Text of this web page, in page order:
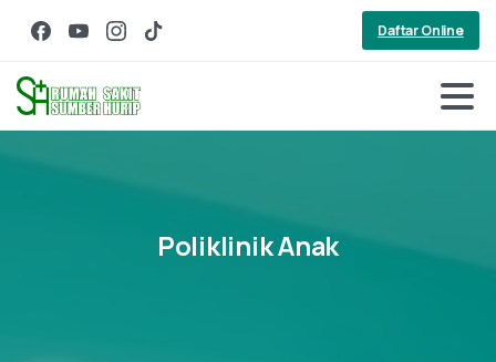
Daftar Online
PoliklinikAnak